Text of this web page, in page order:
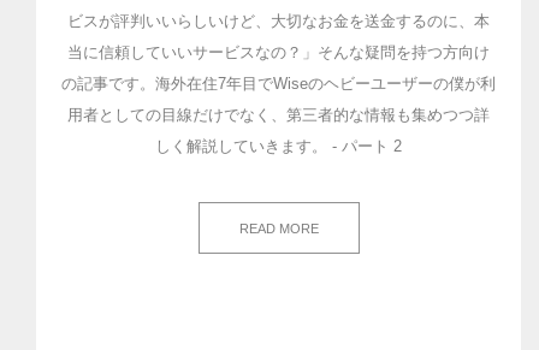
ビスが評判いいらしいけど、大切なお金を送金するのに、本
当に信頼していいサービスなの？」そんな疑問を持つ方向け
の記事です。海外在住7年目でWiseのヘビーユーザーの僕が利
用者としての目線だけでなく、第三者的な情報も集めつつ詳
しく解説していきます。 - パート 2
READ MORE